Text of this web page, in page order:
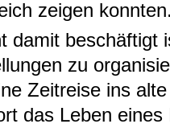
zeigen
damit beschäftigt
zu
Zeitreise ins
das Leben